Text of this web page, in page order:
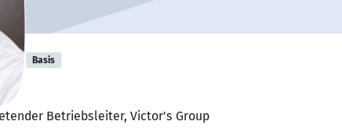
Basis
Betriebsleiter, Victor's Group